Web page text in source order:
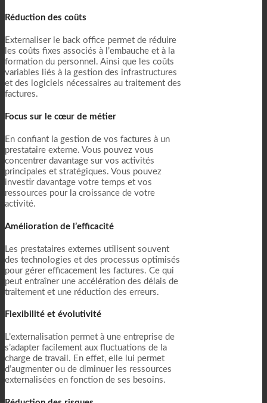
Réduction des coûts
Externaliser le back office permet de réduire
les coûts fixes associés à l’embauche et à la
formation du personnel. Ainsi que les coûts
variables liés à la gestion des infrastructures
et des logiciels nécessaires au traitement des
factures.
Focus sur le cœur de métier
En confiant la gestion de vos factures à un
prestataire externe. Vous pouvez vous
concentrer davantage sur vos activités
principales et stratégiques. Vous pouvez
investir davantage votre temps et vos
ressources pour la croissance de votre
activité.
Amélioration de l’efficacité
Les prestataires externes utilisent souvent
des technologies et des processus optimisés
pour gérer efficacement les factures. Ce qui
peut entraîner une accélération des délais de
traitement et une réduction des erreurs.
Flexibilité et évolutivité
L’externalisation permet à une entreprise de
s’adapter facilement aux fluctuations de la
charge de travail. En effet, elle lui permet
d’augmenter ou de diminuer les ressources
externalisées en fonction de ses besoins.